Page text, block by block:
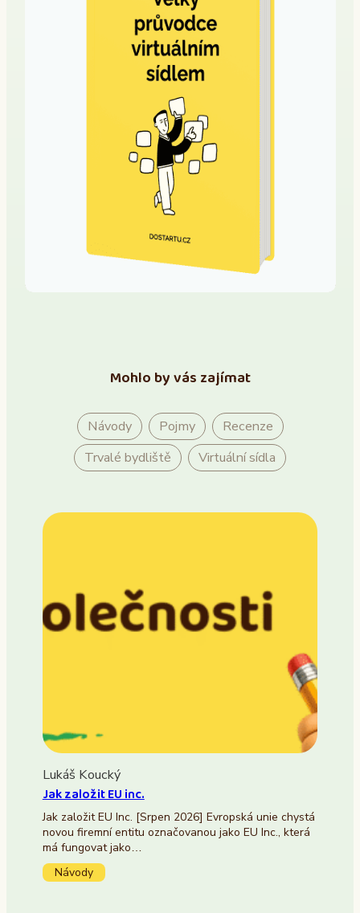
Mohlo by vás zajímat
Návody Pojmy
Recenze
Trvalé bydliště
Virtuální sídla
Lukáš Koucký
Jak založit EU inc.
Jak založit EU Inc. [Srpen 2026] Evropská unie chystá
novou firemní entitu označovanou jako EU Inc., která
má fungovat jako…
Návody